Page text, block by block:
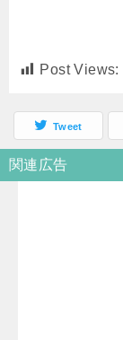
Post Views:
Tweet
関連広告